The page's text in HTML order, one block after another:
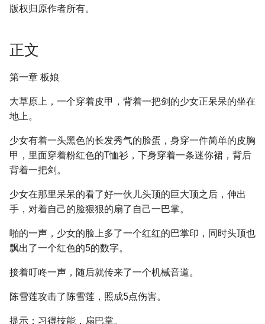
版权归原作者所有。
正文
第一章 板娘
大草原上，一个穿着皮甲，背着一把剑的少女正呆呆的坐在
地上。
少女有着一头黑色的长发秀气的脸蛋，身穿一件简单的皮胸
甲，里面穿着粉红色的T恤衫，下身穿着一条迷你裙，背后
背着一把剑。
少女在那里呆呆的看了好一伙儿头顶的巨大顶之后，伸出
手，对着自己的脸狠狠的扇了自己一巴掌。
啪的一声，少女的脸上多了一个红红的巴掌印，同时头顶也
飘出了一个红色的5的数字。
接着叮咚一声，随后就传来了一个机械音道。
陈雪莲攻击了陈雪莲，照成5点伤害。
提示：习得技能，扇巴掌。